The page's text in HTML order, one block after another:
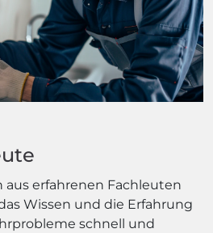
aus erfahrenen Fachleuten
Wissen und die Erfahrung
schnell und